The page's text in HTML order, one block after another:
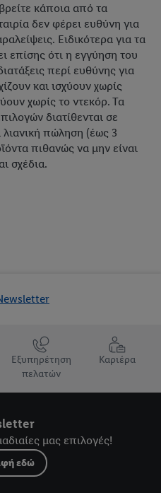
κάποια από τα
δεν φέρει ευθύνη για
Ειδικότερα για τα
επίσης ότι η εγγύηση του
περί ευθύνης για
και ισχύουν χωρίς
χωρίς το ντεκόρ. Τα
διατίθενται σε
λιανική πώληση (έως 3
πιθανώς να μην είναι
σχέδια.
Εξυπηρέτηση
πελατών
Καριέρα
μας επιλογές!
εδώ